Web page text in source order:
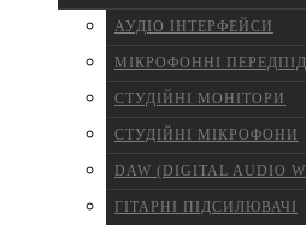
АУДІО ІНТЕРФЕЙСИ
МІКРОФОННІ
СТУДІЙНІ МОНІТОРИ
СТУДІЙНІ МІКРОФОНИ
DAW (DIGITAL AUDIO
ГІТАРНІ ПІДСИЛЮВАЧІ